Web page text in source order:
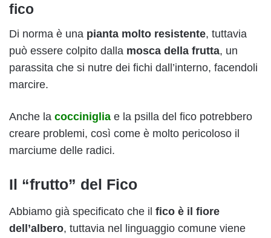
fico
Di norma è una pianta molto resistente, tuttavia
può essere colpito dalla mosca della frutta, un
parassita che si nutre dei fichi dall’interno, facendoli
marcire.
Anche la cocciniglia e la psilla del fico potrebbero
creare problemi, così come è molto pericoloso il
marciume delle radici.
Il “frutto” del Fico
Abbiamo già specificato che il fico è il fiore
dell’albero, tuttavia nel linguaggio comune viene